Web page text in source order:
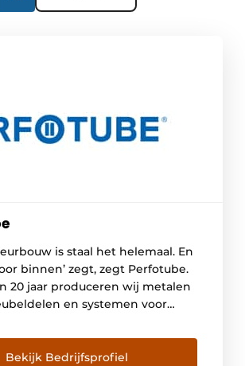
is staal het helemaal. En
binnen’ zegt, zegt Perfotube.
20 jaar produceren wij metalen
en systemen voor
Daarbij werken we nauw
interieurbouwers door heel
Bekijk Bedrijfsprofiel